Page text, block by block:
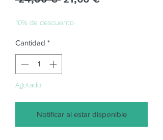
10% de descuento
Cantidad *
Agotado
Notificar al estar disponible